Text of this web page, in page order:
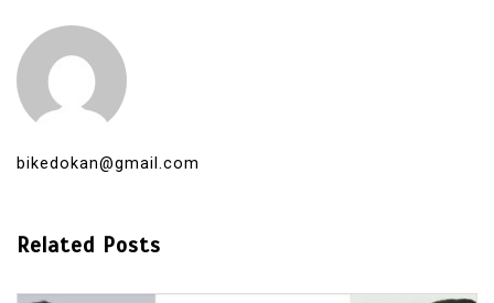
bikedokan@gmail.com
Related Posts